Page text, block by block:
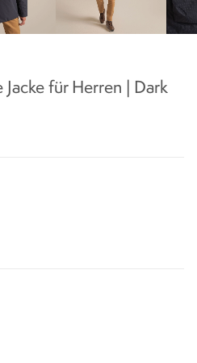
Jacke für Herren | Dark